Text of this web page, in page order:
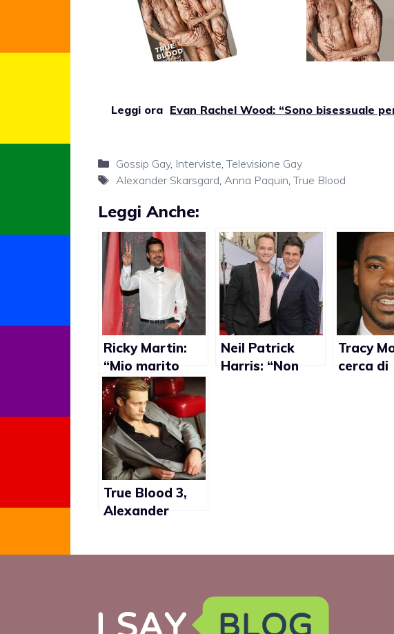
Leggi ora Evan Rachel Wood: “Sono bisessuale
Categorie
Gossip Gay, Interviste,Televisione Gay
Tag
Alexander Skarsgard, Anna Paquin,True Blood
Leggi Anche:
Ricky Martin:
“Mio marito
Carlos Gonzalez
è così sexy!”
Neil Patrick
Harris: “Non
Tracy
cerca di
True Blood 3,
Alexander